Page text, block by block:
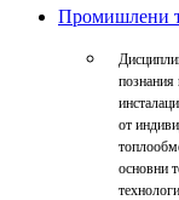
Промишлени
познания
от
основни